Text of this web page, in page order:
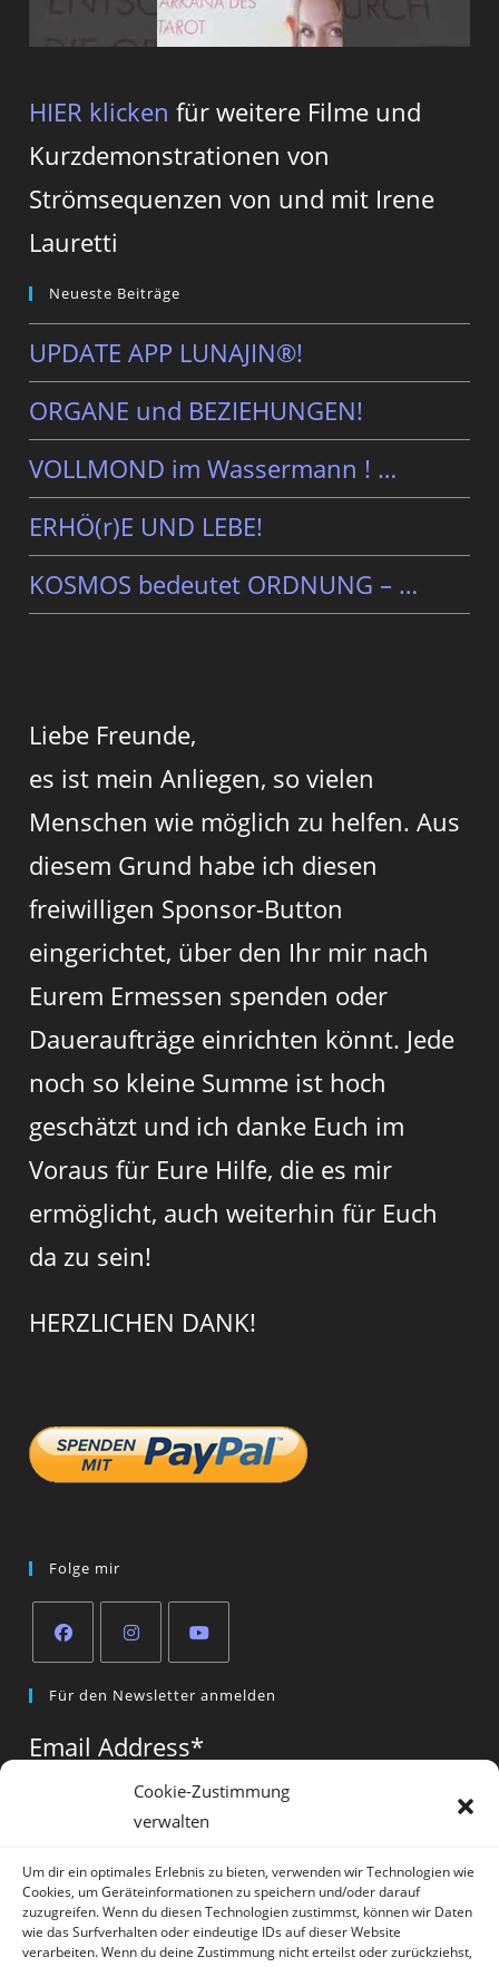
Cookie-Zustimmung
verwalten
Um dir ein optimales Erlebnis zu bieten, verwenden wir Technologien wie
Cookies, um Geräteinformationen zu speichern und/oder darauf
zuzugreifen. Wenn du diesen Technologien zustimmst, können wir Daten
wie das Surfverhalten oder eindeutige IDs auf dieser Website
verarbeiten. Wenn du deine Zustimmung nicht erteilst oder zurückziehst,
HIER klicken für weitere Filme und
Kurzdemonstrationen von
Strömsequenzen von und mit Irene
Lauretti
Neueste Beiträge
UPDATE APP LUNAJIN®!
ORGANE und BEZIEHUNGEN!
VOLLMOND im Wassermann ! …
ERHÖ(r)E UND LEBE!
KOSMOS bedeutet ORDNUNG – …
Liebe Freunde,
es ist mein Anliegen, so vielen
Menschen wie möglich zu helfen. Aus
diesem Grund habe ich diesen
freiwilligen Sponsor-Button
eingerichtet, über den Ihr mir nach
Eurem Ermessen spenden oder
Daueraufträge einrichten könnt. Jede
noch so kleine Summe ist hoch
geschätzt und ich danke Euch im
Voraus für Eure Hilfe, die es mir
ermöglicht, auch weiterhin für Euch
da zu sein!
HERZLICHEN DANK!
Folge mir
in
new
in
new
in
new
tab
Für den Newsletter anmelden
Email Address*
Vorname*